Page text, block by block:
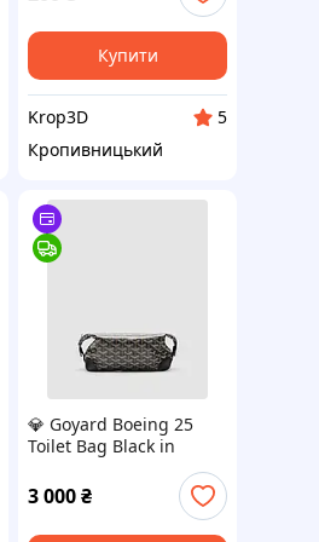
Купити
Krop3D
5
Кропивницький
💎 Goyard Boeing 25
Toilet Bag Black in
Goyardine Canvas 23 x
11 x 12 см
3 000₴